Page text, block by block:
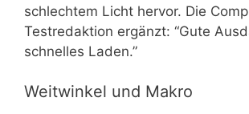
schlechtem Licht hervor. Die
Testredaktion ergänzt: “Gute
schnelles Laden.”
Weitwinkel und Makro